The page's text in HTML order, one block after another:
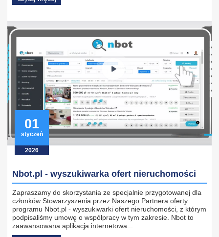
01
styczeń
2026
Nbot.pl - wyszukiwarka ofert nieruchomości
Zapraszamy do skorzystania ze specjalnie przygotowanej dla
członków Stowarzyszenia przez Naszego Partnera oferty
programu Nbot.pl - wyszukiwarki ofert nieruchomości, z którym
podpisaliśmy umowę o współpracy w tym zakresie. Nbot to
zaawansowana aplikacja internetowa...